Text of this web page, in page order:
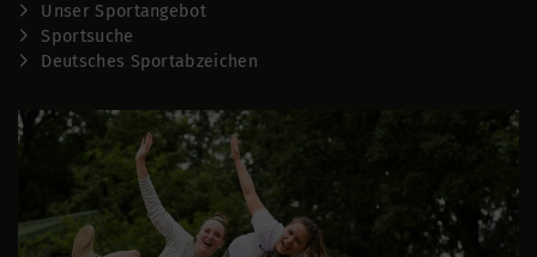
Unser Sportangebot
Sportsuche
Deutsches Sportabzeichen